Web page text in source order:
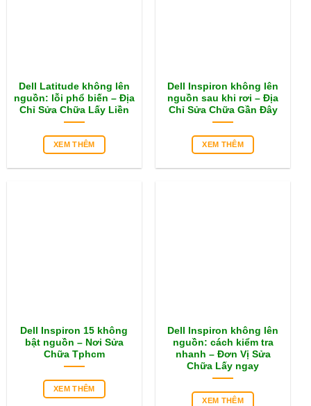
Dell Latitude không lên
nguồn: lỗi phổ biến – Địa
Chỉ Sửa Chữa Lấy Liền
XEM THÊM
Dell Inspiron không lên
nguồn sau khi rơi – Địa
Chỉ Sửa Chữa Gần Đây
XEM THÊM
Dell Inspiron 15 không
bật nguồn – Nơi Sửa
Chữa Tphcm
XEM THÊM
Dell Inspiron không lên
nguồn: cách kiểm tra
nhanh – Đơn Vị Sửa
Chữa Lấy ngay
XEM THÊM